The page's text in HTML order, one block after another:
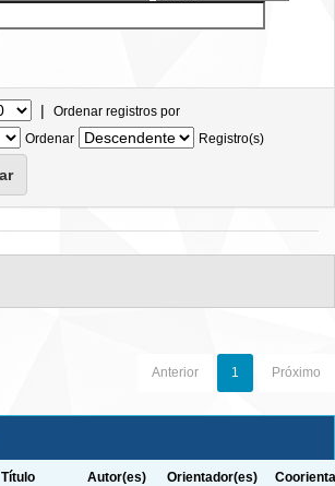
| Ordenar registros por
Ordenar
Registro(s)
Anterior 1 Próximo
Título Autor(es) Orientador(es)